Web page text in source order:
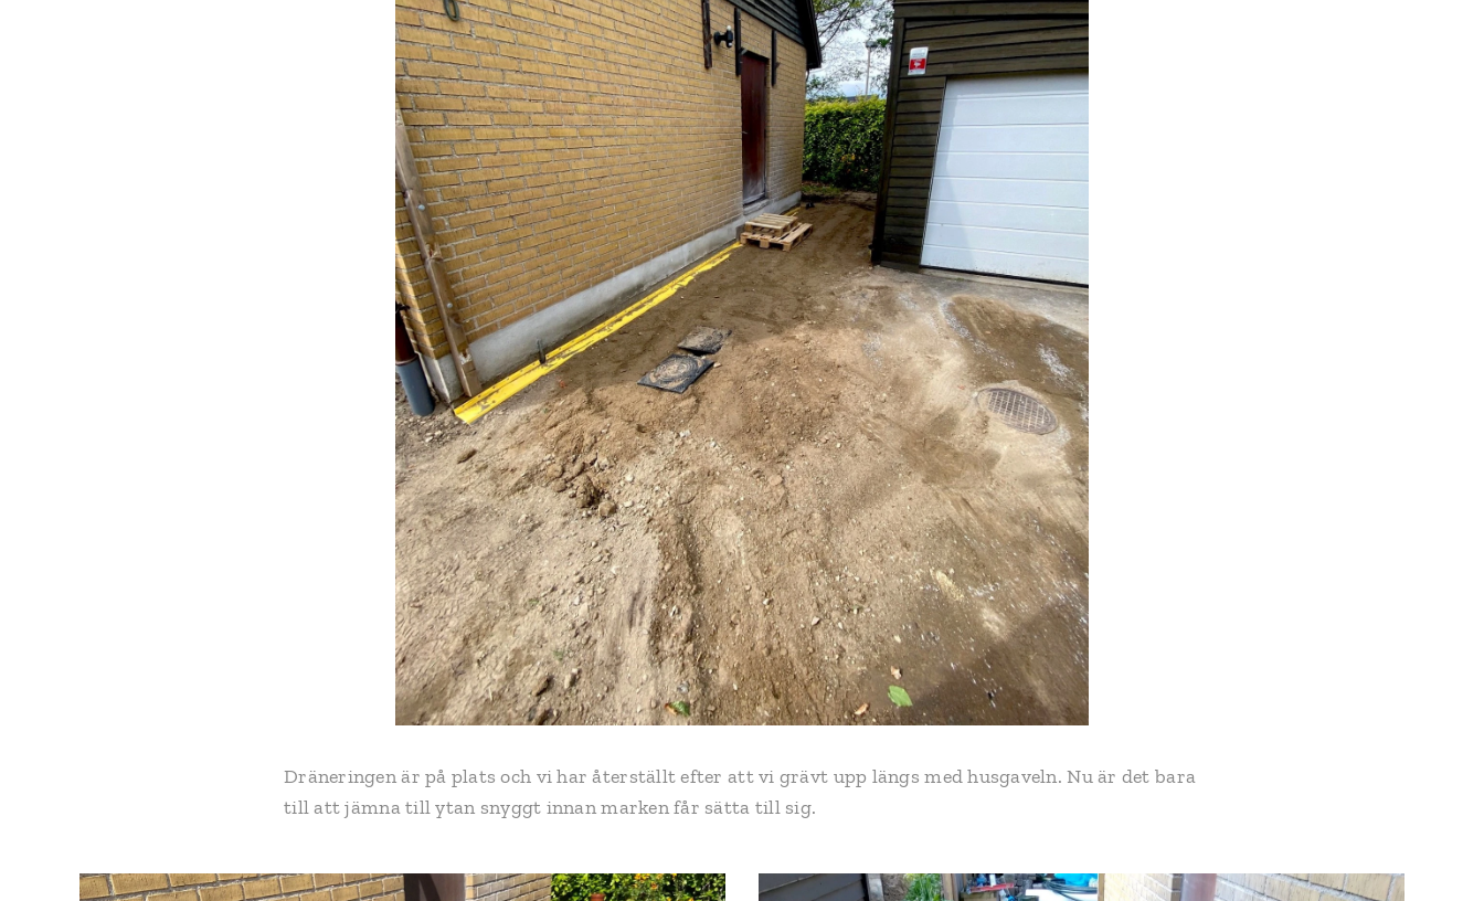
Dräneringen är på plats och vi har återställt efter att vi grävt upp längs med husgaveln. Nu är det bara
till att jämna till ytan snyggt innan marken får sätta till sig.